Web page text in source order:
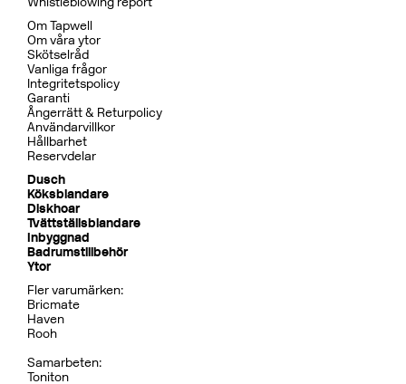
Om Tapwell
Om våra ytor
Skötselråd
Vanliga frågor
Integritetspolicy
Garanti
Ångerrätt & Returpolicy
Användarvillkor
Hållbarhet
Reservdelar
Dusch
Köksblandare
Diskhoar
Tvättställsblandare
Inbyggnad
Badrumstillbehör
Ytor
Fler varumärken:
Bricmate
Haven
Rooh
Samarbeten:
Toniton